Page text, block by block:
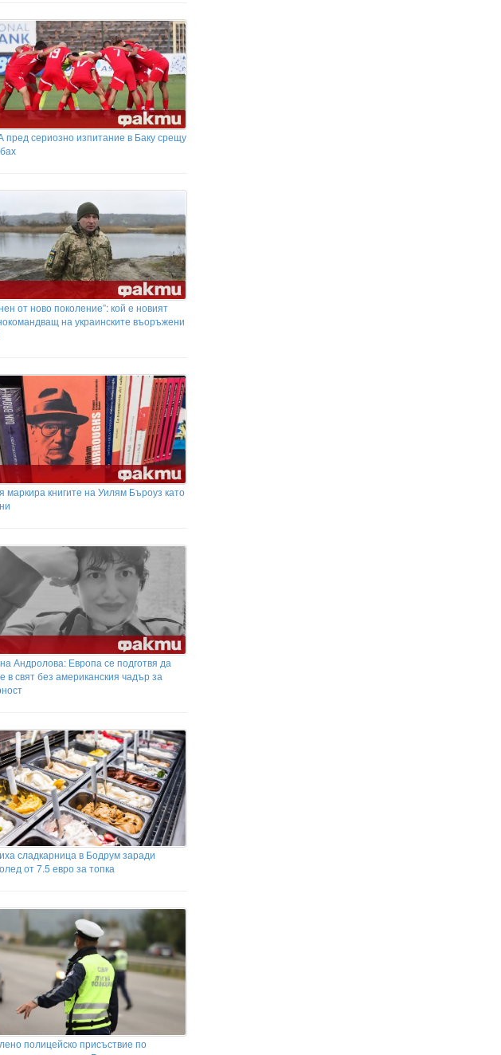
пред сериозно изпитание в Баку срещу
от ново поколение”: кой е новият
на украинските въоръжени
маркира книгите на Уилям Бъроуз като
Андролова: Европа се подготвя да
в свят без американския чадър за
сладкарница в Бодрум заради
от 7.5 евро за топка
полицейско присъствие по